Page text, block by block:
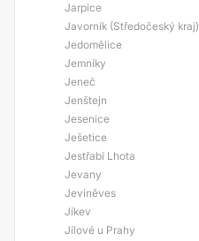
Jarpice
Javorník (Středočeský kraj)
Jedomělice
Jemníky
Jeneč
Jenštejn
Jesenice
Ješetice
Jestřabí Lhota
Jevany
Jeviněves
Jíkev
Jílové u Prahy